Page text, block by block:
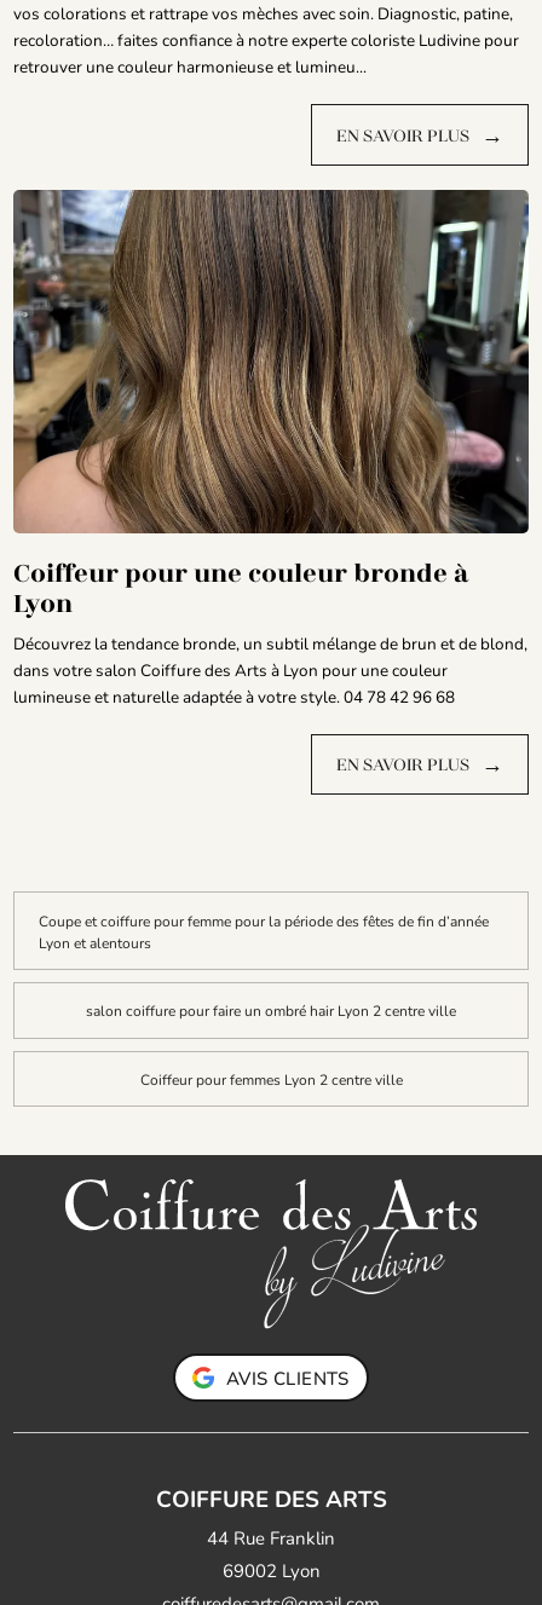
vos colorations et rattrape vos mèches avec soin. Diagnostic, patine,
recoloration… faites confiance à notre experte coloriste Ludivine pour
retrouver une couleur harmonieuse et lumineu...
EN SAVOIR PLUS →
Coiffeur pour une couleur bronde à
Lyon
Découvrez la tendance bronde, un subtil mélange de brun et de blond,
dans votre salon Coiffure des Arts à Lyon pour une couleur
lumineuse et naturelle adaptée à votre style. 04 78 42 96 68
EN SAVOIR PLUS →
Coupe et coiffure pour femme pour la période des fêtes de fin d’année
Lyon et alentours
salon coiffure pour faire un ombré hair Lyon 2 centre ville
Coiffeur pour femmes Lyon 2 centre ville
AVIS CLIENTS
COIFFURE DES ARTS
44 Rue Franklin
69002 Lyon